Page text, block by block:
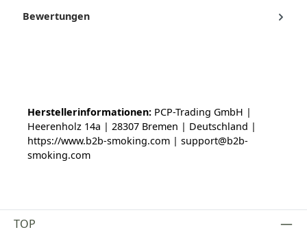
Bewertungen
Herstellerinformationen: PCP-Trading GmbH |
Heerenholz 14a | 28307 Bremen | Deutschland |
https://www.b2b-smoking.com | support@b2b-
smoking.com
TOP